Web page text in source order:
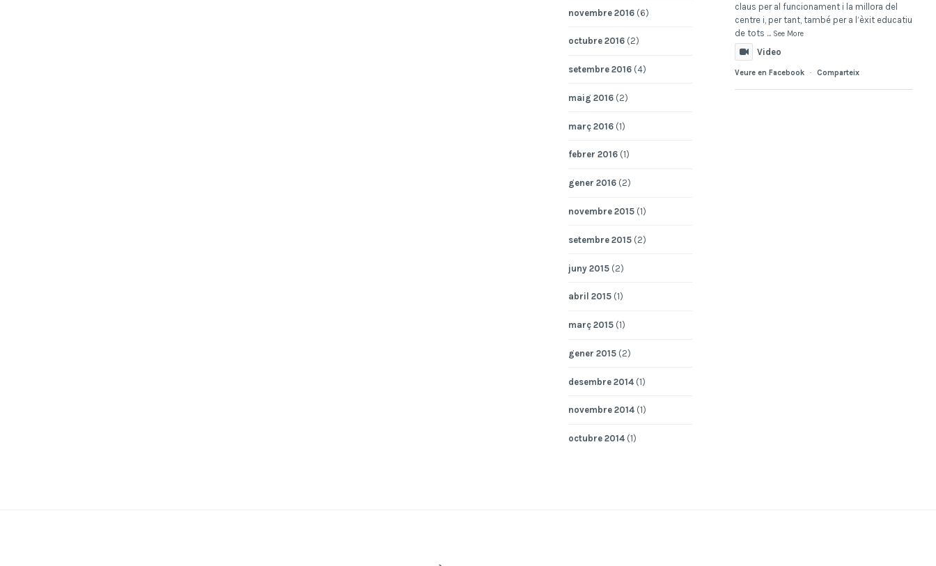
novembre 2016(6)
octubre 2016(2)
setembre 2016(4)
maig 2016(2)
març 2016(1)
febrer 2016(1)
gener 2016(2)
novembre 2015(1)
setembre 2015(2)
juny 2015(2)
abril 2015(1)
març 2015(1)
gener 2015(2)
desembre 2014(1)
novembre 2014(1)
octubre 2014(1)
claus per al funcionament i la millora del
centre i, per tant, també per a l’èxit educatiu
de tots ... See More
Video
Veure en Facebook · Comparteix